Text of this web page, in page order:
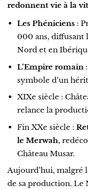
redonnent vie à la
Les Phéniciens :
000 ans, diffusant
Nord et en
L’Empire romain
symbole d’un
XIXe siècle :
relance la
Fin XXe siècle :
le Merwah,
Château Musar.
Aujourd’hui, malgré
de sa production. Le